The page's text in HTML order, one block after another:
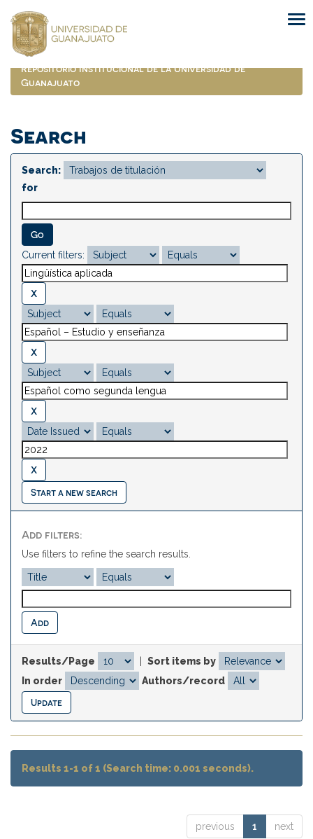
navigation
Repositorio Institucional de la Universidad de
Guanajuato
Search
Search:
for
Current filters:
Start a new search
Add filters:
Use filters to refine the search results.
Results/Page
Sort items by
In order
Authors/record
Results 1-1 of 1 (Search time: 0.001 seconds).
previous 1 next